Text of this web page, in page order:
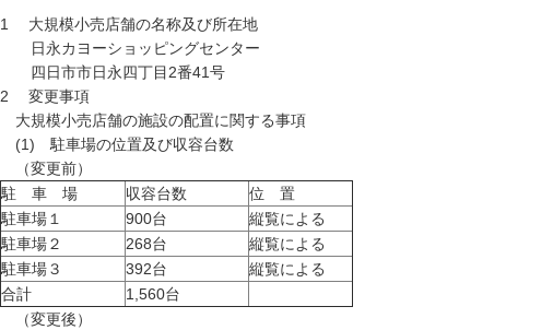
1 大規模小売店舗の名称及び所在地
日永カヨーショッピングセンター
四日市市日永四丁目2番41号
2 変更事項
大規模小売店舗の施設の配置に関する事項
(1) 駐車場の位置及び収容台数
（変更前）
駐 車 場
収容台数
位 置
駐車場１
900台
縦覧による
駐車場２
268台
縦覧による
駐車場３
392台
縦覧による
合計
1,560台
（変更後）